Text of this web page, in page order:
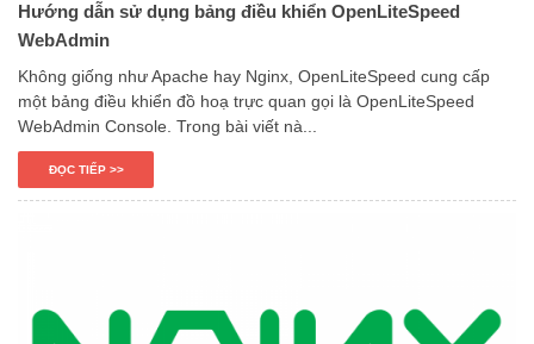
Hướng dẫn sử dụng bảng điều khiển OpenLiteSpeed
WebAdmin
Không giống như Apache hay Nginx, OpenLiteSpeed cung cấp
một bảng điều khiển đồ hoạ trực quan gọi là OpenLiteSpeed
WebAdmin Console. Trong bài viết nà...
ĐỌC TIẾP >>